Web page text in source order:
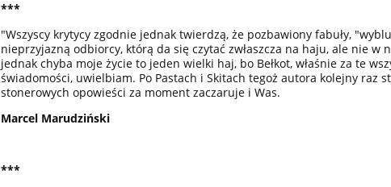
***
"Wszyscy krytycy zgodnie jednak twierdzą, że pozbawiony fabuły,
nieprzyjazną odbiorcy, którą da się czytać zwłaszcza na haju, ale nie w
jednak chyba moje życie to jeden wielki haj, bo Bełkot, właśnie za te
świadomości, uwielbiam. Po Pastach i Skitach tegoż autora kolejny raz
stonerowych opowieści za moment zaczaruje i Was.
Marcel Marudziński
***